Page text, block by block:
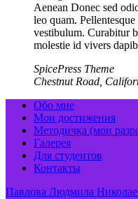
Aenean Donec sed
leo quam.
vestibulum. Curabitur
molestie id vivers
SpicePress Theme
Chestnut Road,
Обо мне
Мои достижения
Методичка (мои
Галерея
Для студентов
Контакты
Павлова Людмила